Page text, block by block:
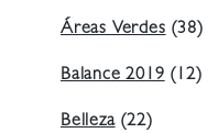
Áreas Verdes(38)
Balance 2019(12)
Belleza(22)